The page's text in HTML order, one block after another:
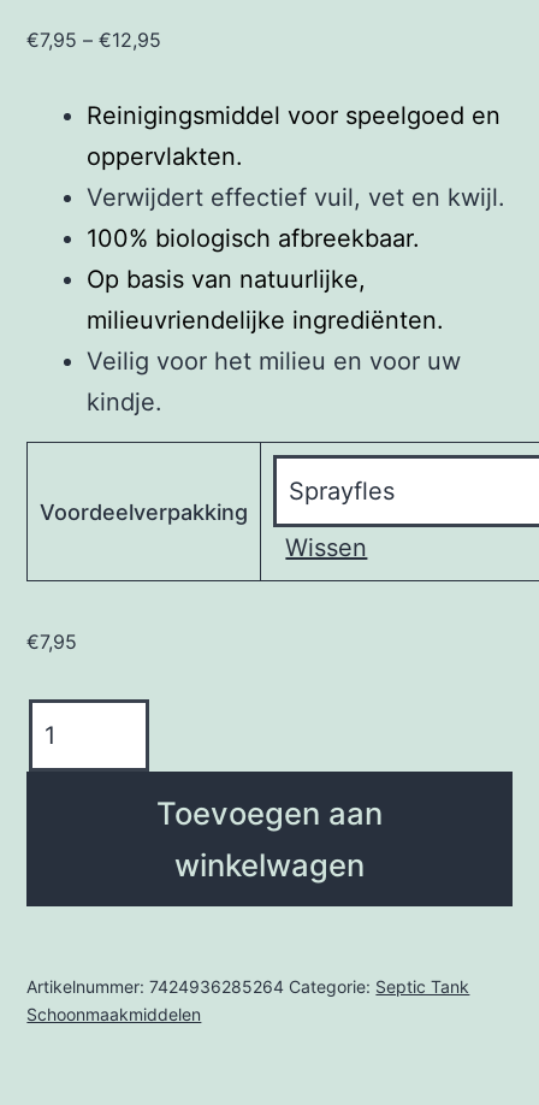
€7,95 –€12,95
Reinigingsmiddel voor speelgoed en
oppervlakten.
Verwijdert effectief vuil, vet en kwijl.
100% biologisch afbreekbaar.
Op basis van natuurlijke,
milieuvriendelijke ingrediënten.
Veilig voor het milieu en voor uw
kindje.
Voordeelverpakking
Wissen
€7,95
TOYS!
Toevoegen aan
winkelwagen
Artikelnummer:7424936285264 Categorie: Septic Tank
Schoonmaakmiddelen